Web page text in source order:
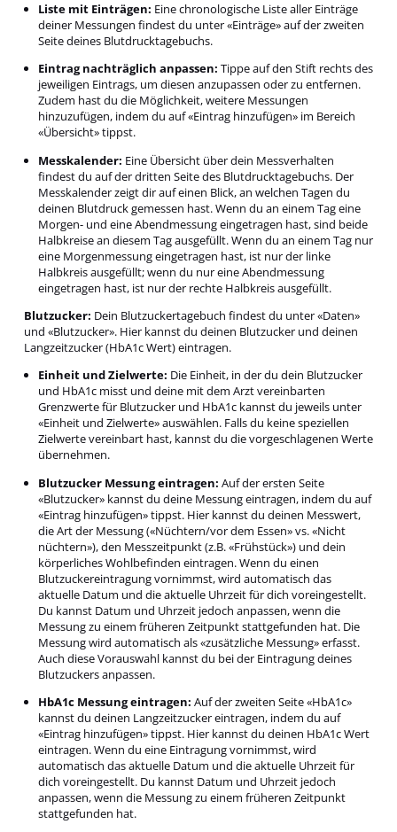
Liste mit Einträgen: Eine chronologische Liste aller Einträge
deiner Messungen findest du unter «Einträge» auf der zweiten
Seite deines Blutdrucktagebuchs.
Eintrag nachträglich anpassen: Tippe auf den Stift rechts des
jeweiligen Eintrags, um diesen anzupassen oder zu entfernen.
Zudem hast du die Möglichkeit, weitere Messungen
hinzuzufügen, indem du auf «Eintrag hinzufügen» im Bereich
«Übersicht» tippst.
Messkalender: Eine Übersicht über dein Messverhalten
findest du auf der dritten Seite des Blutdrucktagebuchs. Der
Messkalender zeigt dir auf einen Blick, an welchen Tagen du
deinen Blutdruck gemessen hast. Wenn du an einem Tag eine
Morgen- und eine Abendmessung eingetragen hast, sind beide
Halbkreise an diesem Tag ausgefüllt. Wenn du an einem Tag nur
eine Morgenmessung eingetragen hast, ist nur der linke
Halbkreis ausgefüllt; wenn du nur eine Abendmessung
eingetragen hast, ist nur der rechte Halbkreis ausgefüllt.
Blutzucker: Dein Blutzuckertagebuch findest du unter «Daten»
und «Blutzucker». Hier kannst du deinen Blutzucker und deinen
Langzeitzucker (HbA1c Wert) eintragen.
Einheit und Zielwerte: Die Einheit, in der du dein Blutzucker
und HbA1c misst und deine mit dem Arzt vereinbarten
Grenzwerte für Blutzucker und HbA1c kannst du jeweils unter
«Einheit und Zielwerte» auswählen. Falls du keine speziellen
Zielwerte vereinbart hast, kannst du die vorgeschlagenen Werte
übernehmen.
Blutzucker Messung eintragen: Auf der ersten Seite
«Blutzucker» kannst du deine Messung eintragen, indem du auf
«Eintrag hinzufügen» tippst. Hier kannst du deinen Messwert,
die Art der Messung («Nüchtern/vor dem Essen» vs. «Nicht
nüchtern»), den Messzeitpunkt (z.B. «Frühstück») und dein
körperliches Wohlbefinden eintragen. Wenn du einen
Blutzuckereintragung vornimmst, wird automatisch das
aktuelle Datum und die aktuelle Uhrzeit für dich voreingestellt.
Du kannst Datum und Uhrzeit jedoch anpassen, wenn die
Messung zu einem früheren Zeitpunkt stattgefunden hat. Die
Messung wird automatisch als «zusätzliche Messung» erfasst.
Auch diese Vorauswahl kannst du bei der Eintragung deines
Blutzuckers anpassen.
HbA1c Messung eintragen: Auf der zweiten Seite «HbA1c»
kannst du deinen Langzeitzucker eintragen, indem du auf
«Eintrag hinzufügen» tippst. Hier kannst du deinen HbA1c Wert
eintragen. Wenn du eine Eintragung vornimmst, wird
automatisch das aktuelle Datum und die aktuelle Uhrzeit für
dich voreingestellt. Du kannst Datum und Uhrzeit jedoch
anpassen, wenn die Messung zu einem früheren Zeitpunkt
stattgefunden hat.